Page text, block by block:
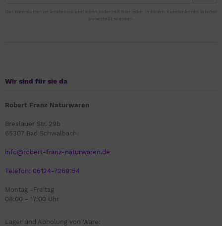
Der Newsletter ist kostenlos und kann jederzeit hier oder in Ihrem Kundenkonto wieder
abbestellt werden.
Wir sind für sie da
Robert Franz Naturwaren
Breslauer Str. 29b
65307 Bad Schwalbach
info@robert-franz-naturwaren.de
Telefon: 06124-7269154
Montag -Freitag
08:00 - 17:00 Uhr
Lager und Abholung von Ware: